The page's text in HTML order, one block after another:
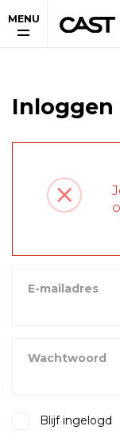
MENU
Inloggen
E-mailadres
Wachtwoord
Blijf ingelogd